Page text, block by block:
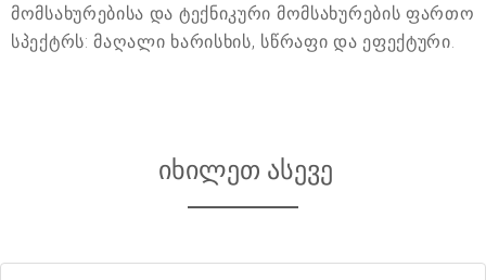
მომსახურებისა და ტექნიკური მომსახურების ფართო
სპექტრს: მაღალი ხარისხის, სწრაფი და ეფექტური.
იხილეთ ასევე